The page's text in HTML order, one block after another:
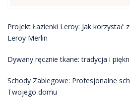
Projekt Łazienki Leroy: Jak korzystać
Leroy Merlin
Dywany ręcznie tkane: tradycja i
Schody Zabiegowe: Profesjonalne
Twojego domu